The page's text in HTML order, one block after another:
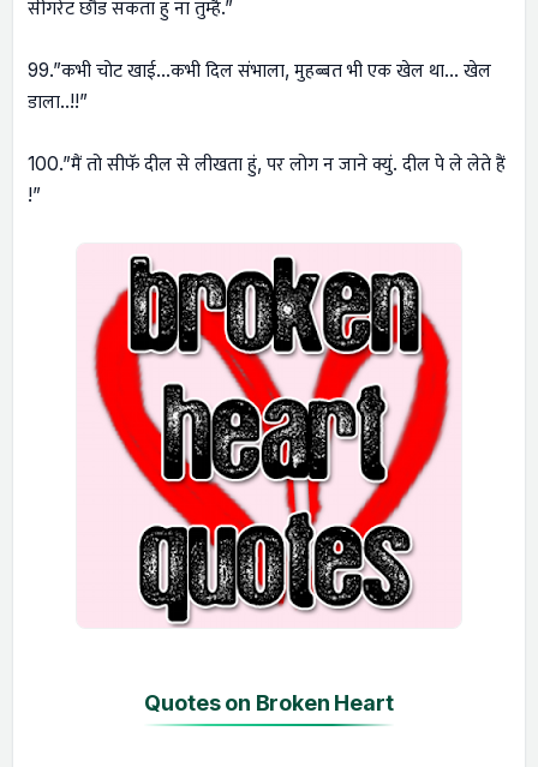
सीगरेट छौड सकता हु ना तुम्है.”
99.”कभी चोट खाई…कभी दिल संभाला, मुहब्बत भी एक खेल था… खेल
डाला..!!”
100.”मैं तो सीफॅ दील से लीखता हुं, पर लोग न जाने क्युं. दील पे ले लेते हैं
!”
Quotes on Broken Heart